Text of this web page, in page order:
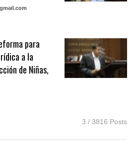
para
a la
de Niñas,
3 / 3816 Posts